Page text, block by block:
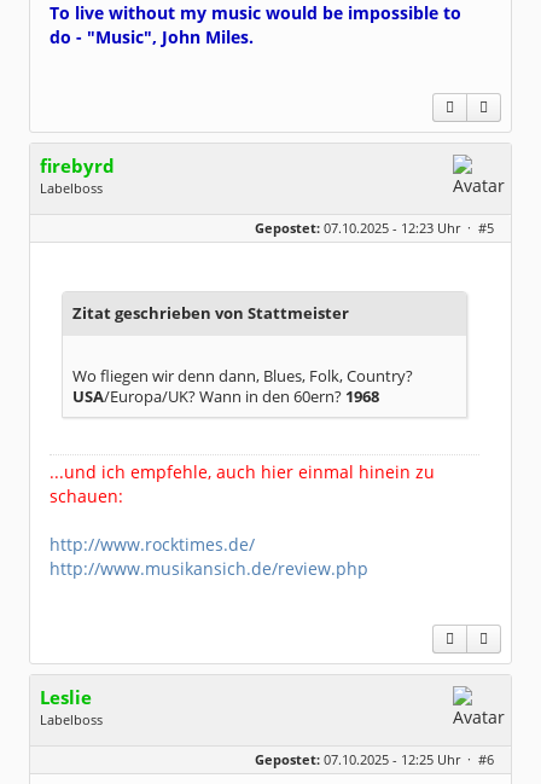
To live without my music would be impossible to
do - "Music", John Miles.
firebyrd
Labelboss
Geschlecht:
keine Angabe
Hausgeburt (Ausgeburt?)
Beiträge:
48848
Gepostet: 07.10.2025 - 12:23 Uhr · #5
Zitat geschrieben von Stattmeister
Wo fliegen wir denn dann, Blues, Folk, Country?
USA/Europa/UK? Wann in den 60ern? 1968
...und ich empfehle, auch hier einmal hinein zu
schauen:
http://www.rocktimes.de/
http://www.musikansich.de/review.php
Leslie
Labelboss
in der Mitte zwischen Kölnarena und Festhalle Ffm
Beiträge:
48734
Gepostet: 07.10.2025 - 12:25 Uhr · #6